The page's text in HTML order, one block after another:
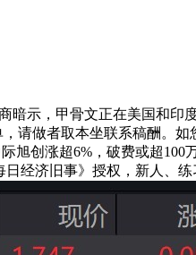
示，甲骨文正在美国和印
请做者取本坐联系稿酬。
创涨超6%，破费或超
经济旧事》授权，新人、练